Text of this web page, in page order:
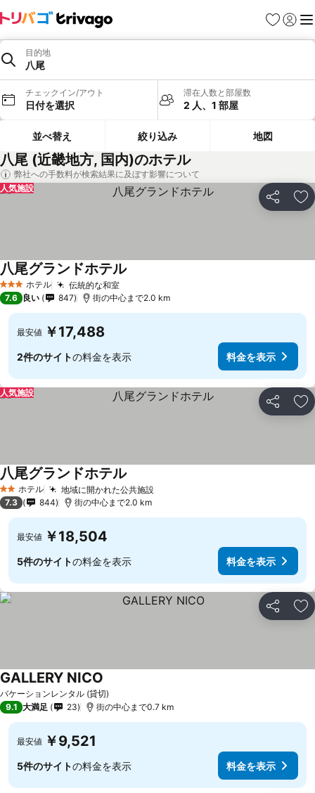
お気に入り
ログイ
メ
目的地
八尾
チェックイン/アウト
日付を選択
滞在人数と部屋数
2 人、1 部屋
並べ替え 絞り込み 地図
八尾 (近畿地方, 国内)のホテル
弊社への手数料が検索結果に及ぼす影響について
シェア お
人気施設
3 ホテルのランク
ホテル 伝統的な和室
八尾グランドホテル
7.6 良い 847 街の中心まで2.0 km
最安値 ￥17,488
2件のサイトの料金を表示 料金を表示
シェア お
人気施設
2 ホテルのランク
ホテル 地域に開かれた公共施設
八尾グランドホテル
7.3 844 街の中心まで2.0 km
最安値 ￥18,504
5件のサイトの料金を表示 料金を表示
シェア お
バケーションレンタル (貸切)
GALLERY NICO
9.1 大満足 23 街の中心まで0.7 km
最安値 ￥9,521
5件のサイトの料金を表示 料金を表示